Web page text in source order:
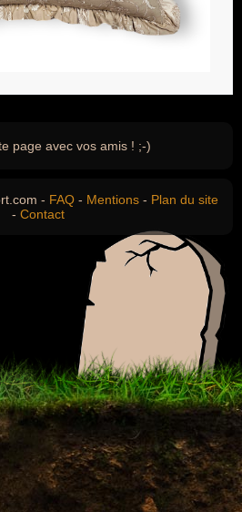
page avec vos amis ! ;-)
- FAQ - Mentions - Plan du site
- Contact